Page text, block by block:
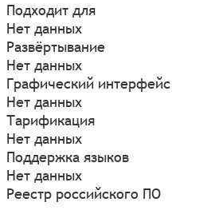
Подходит для
Нет данных
Развёртывание
Нет данных
Графический интерфейс
Нет данных
Тарификация
Нет данных
Поддержка языков
Нет данных
Реестр российского ПО